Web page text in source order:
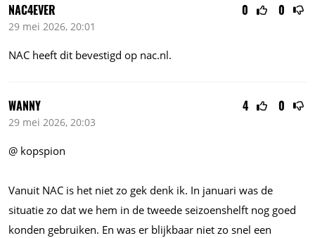
0 0
NAC4EVER
29 mei 2026, 20:01
NAC heeft dit bevestigd op nac.nl.
4 0
WANNY
29 mei 2026, 20:03
@ kopspion
Vanuit NAC is het niet zo gek denk ik. In januari was de
situatie zo dat we hem in de tweede seizoenshelft nog goed
konden gebruiken. En was er blijkbaar niet zo snel een